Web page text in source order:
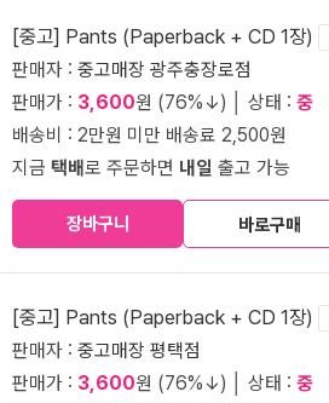
[중고] Pants (Paperback + CD 1장)
판매자 : 중고매장 광주충장로점
판매가 : 3,600원 (76%↓) │ 상태 : 중
배송비 : 2만원 미만 배송료 2,500원
지금 택배로 주문하면 내일 출고 가능
장바구니 바로구매
[중고] Pants (Paperback + CD 1장)
판매자 : 중고매장 평택점
판매가 : 3,600원 (76%↓) │ 상태 : 중